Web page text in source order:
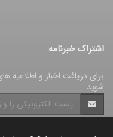
اشتراک خبرنامه
برای دریافت اخبار و
شوید.